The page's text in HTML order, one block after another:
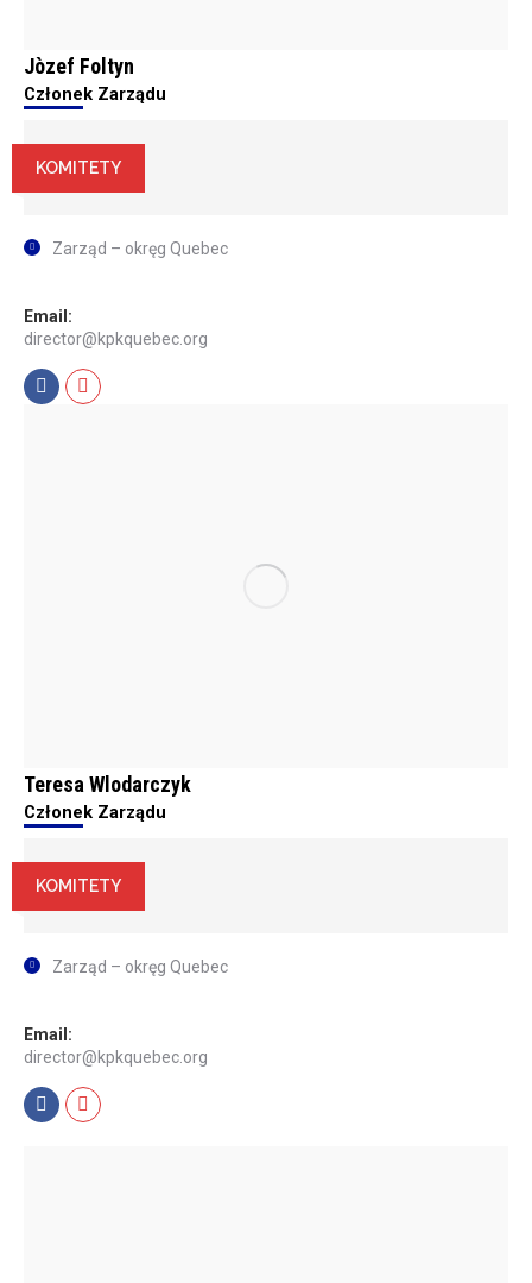
Jòzef Foltyn
Członek Zarządu
KOMITETY
Zarząd – okręg Quebec
Email:
director@kpkquebec.org
Facebook
Mail
Teresa Wlodarczyk
Członek Zarządu
KOMITETY
Zarząd – okręg Quebec
Email:
director@kpkquebec.org
Facebook
Mail